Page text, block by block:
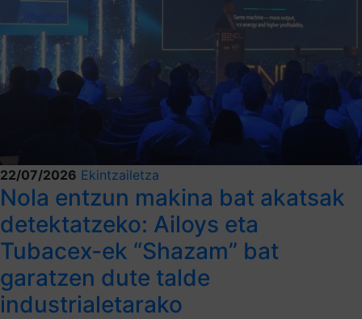
22/07/2026 Ekintzailetza
Nola entzun makina bat akatsak
detektatzeko: Ailoys eta
Tubacex-ek “Shazam” bat
garatzen dute talde
industrialetarako